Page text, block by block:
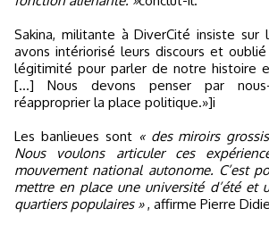
Sakina, militante à DiverCité insiste
avons intériorisé leurs discours et
légitimité pour parler de notre histoire
[…] Nous devons penser par
réapproprier la place politique.»]i
Les banlieues sont « des miroirs
Nous voulons articuler ces
mouvement national autonome. C’est
mettre en place une université d’été et
quartiers populaires », affirme Pierre